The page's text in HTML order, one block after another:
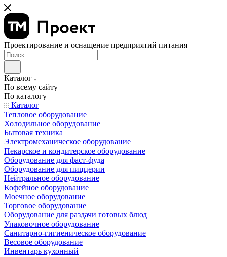
Проектирование и оснащение предприятий питания
Каталог
По всему сайту
По каталогу
Каталог
Тепловое оборудование
Холодильное оборудование
Бытовая техника
Электромеханическое оборудование
Пекарское и кондитерское оборудование
Оборудование для фаст-фуда
Оборудование для пиццерии
Нейтральное оборудование
Кофейное оборудование
Моечное оборудование
Торговое оборудование
Оборудование для раздачи готовых блюд
Упаковочное оборудование
Санитарно-гигиеническое оборудование
Весовое оборудование
Инвентарь кухонный